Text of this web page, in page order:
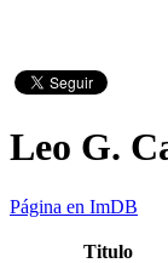
Leo G.
Página en ImDB
Titulo